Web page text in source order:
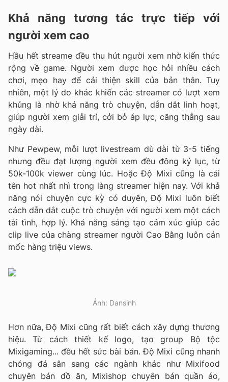
Khả năng tương tác trực tiếp với
người xem cao
Hầu hết streame đều thu hút người xem nhờ kiến thức
rộng về game. Người xem được học hỏi nhiều cách
chơi, mẹo hay để cải thiện skill của bản thân. Tuy
nhiên, một lý do khác khiến các streamer có lượt xem
khủng là nhờ khả năng trò chuyện, dẫn dắt linh hoạt,
giúp người xem giải trí, cởi bỏ áp lực, căng thẳng sau
ngày dài.
Như Pewpew, mỗi lượt livestream dù dài từ 3-5 tiếng
nhưng đều đạt lượng người xem đều đông kỷ lục, từ
50k-100k viewer cùng lúc. Hoặc Độ Mixi cũng là cái
tên hot nhất nhì trong làng streamer hiện nay. Với khả
năng nói chuyện cực kỳ có duyên, Độ Mixi luôn biết
cách dẫn dắt cuộc trò chuyện với người xem một cách
tài tình, hợp lý. Khả năng sáng tạo cảm xúc giúp các
clip live của chàng streamer người Cao Bằng luôn cán
mốc hàng triệu views.
Ảnh: Dansinh
Hơn nữa, Độ Mixi cũng rất biết cách xây dựng thương
hiệu. Từ cách thiết kế logo, tạo group Bộ tộc
Mixigaming... đều hết sức bài bản. Độ Mixi cũng nhanh
chóng đá sân sang các ngành khác như Mixifood
chuyên bán đồ ăn, Mixishop chuyên bán quần áo,